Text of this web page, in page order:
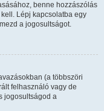
benne hozzászólás
Lépj kapcsolatba egy
a jogosultságot.
(a többszöri
felhasználó vagy de
jogosultságod a